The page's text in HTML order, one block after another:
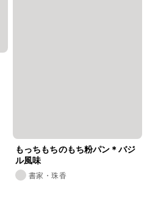
もっちもちのもち粉パン＊バジ
ル風味
書家・珠香